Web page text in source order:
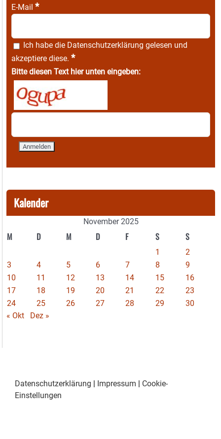
E-Mail *
Ich habe die Datenschutzerklärung gelesen und
akzeptiere diese. *
Bitte diesen Text hier unten eingeben:
Kalender
November 2025
M D M D F S S
1
2
3
4 5 6 7 8
9
10
11 12 13 14 15
16
17
18 19 20 21 22
23
24
25 26 27 28 29
30
« Okt
Dez »
Datenschutzerklärung Impressum
Cookie-
Einstellungen